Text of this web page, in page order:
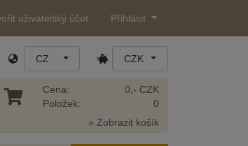
uživatelský účet Přihlásit
CZ CZK
Cena:
Položek:
0,- CZK
0
» Zobrazit košík